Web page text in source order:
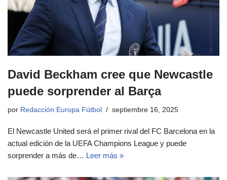
David Beckham cree que Newcastle
puede sorprender al Barça
por Redacción Europa Fútbol septiembre 16, 2025
El Newcastle United será el primer rival del FC Barcelona en la
actual edición de la UEFA Champions League y puede
sorprender a más de… Leer más »